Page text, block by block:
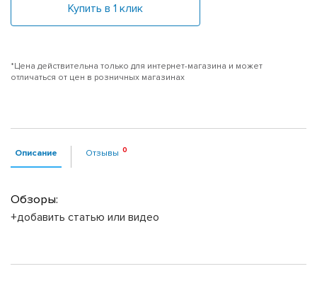
Купить в 1 клик
*Цена действительна только для интернет-магазина и может
отличаться от цен в розничных магазинах
Описание Отзывы
Обзоры:
+добавить статью или видео